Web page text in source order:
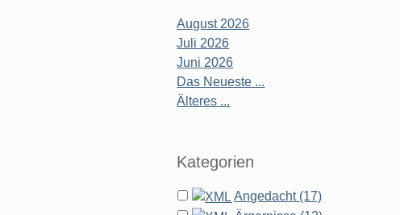
August 2026
Juli 2026
Juni 2026
Das Neueste ...
Älteres ...
Kategorien
Angedacht (17)